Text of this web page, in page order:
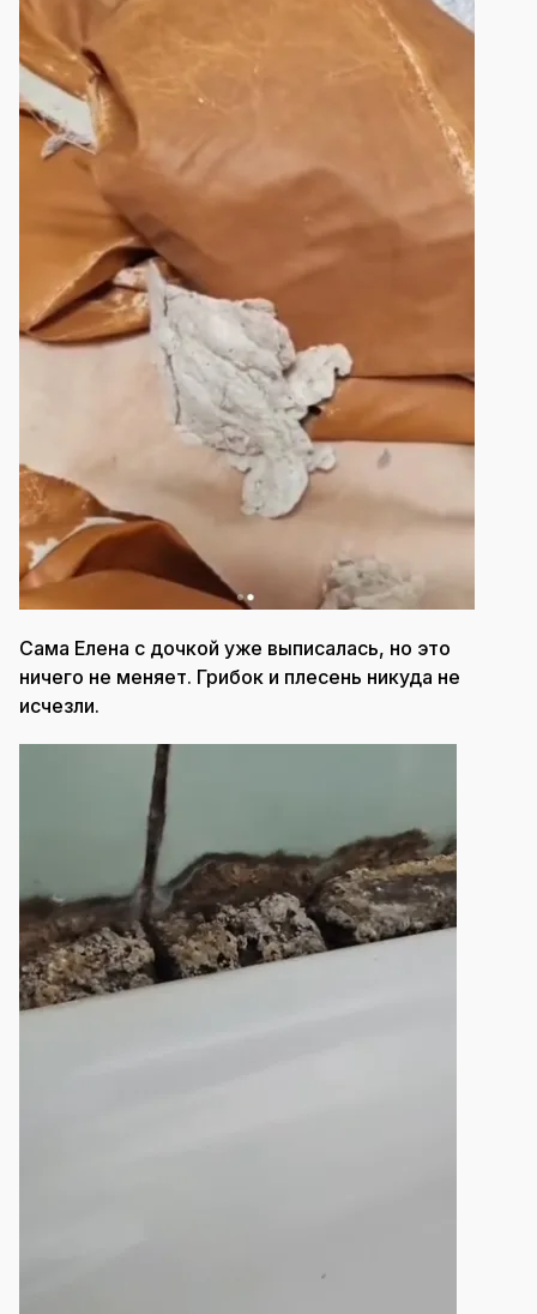
Сама Елена с дочкой уже выписалась, но это
ничего не меняет. Грибок и плесень никуда не
исчезли.